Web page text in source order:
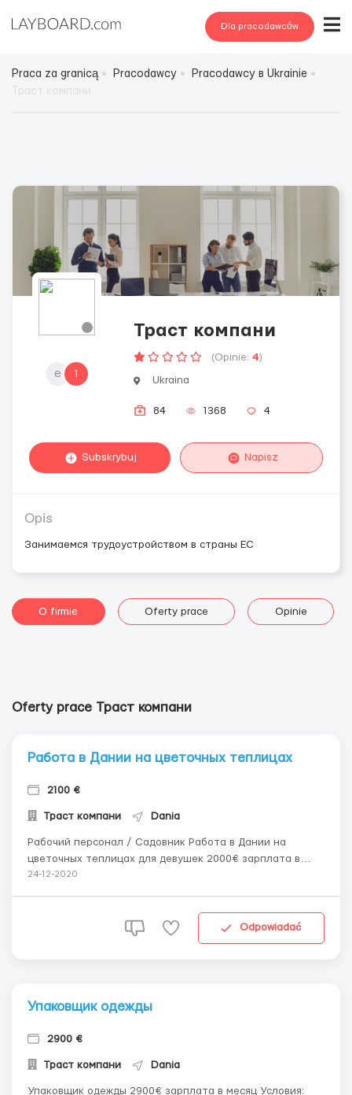
Dla pracodawców
Praca za granicą Pracodawcy
Pracodawcy в Ukrainie
е 1
Траст компани
(Opinie: 4)
Ukraina
84 1368 4
Subskrybuj Napisz
Opis
Занимаемся трудоустройством в страны ЕС
O firmie Oferty prace Opinie
Oferty prace Траст компани
Работа в Дании на цветочных теплицах
2100 €
Траст компани Dania
Рабочий персонал / Садовник Работа в Дании на
цветочных теплицах для девушек 2000€ зарплата в
месяц Требования к кандидатам: - возраст 18-29 лет
24-12-2020
Odpowiadać
Упаковщик одежды
2900 €
Траст компани Dania
Упаковщик одежды 2900€ зарплата в месяц Условия: